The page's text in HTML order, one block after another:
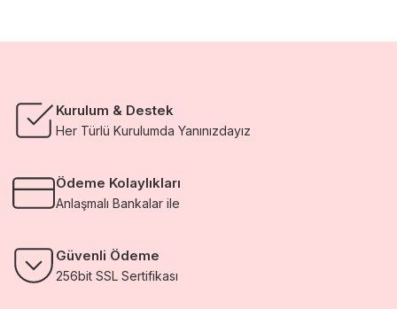
Kurulum & Destek
Her Türlü Kurulumda Yanınızdayız
Ödeme Kolaylıkları
Anlaşmalı Bankalar ile
Güvenli Ödeme
256bit SSL Sertifikası